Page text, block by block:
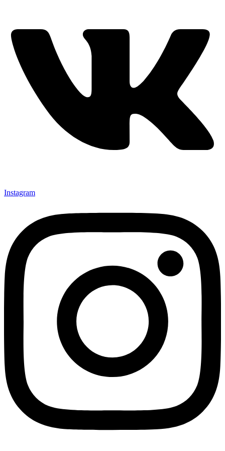
Instagram